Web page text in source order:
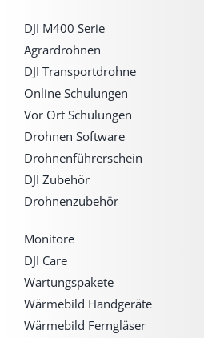
DJI M400 Serie
Agrardrohnen
DJI Transportdrohne
Online Schulungen
Vor Ort Schulungen
Drohnen Software
Drohnenführerschein
DJI Zubehör
Drohnenzubehör
Monitore
DJI Care
Wartungspakete
Wärmebild Handgeräte
Wärmebild Ferngläser